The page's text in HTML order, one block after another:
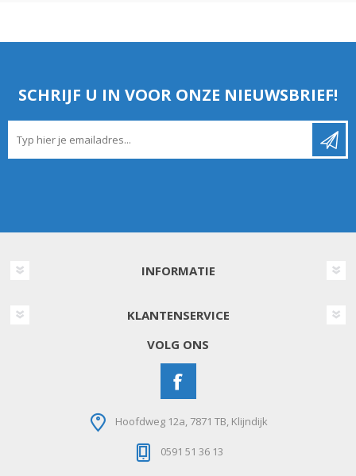
SCHRIJF U IN VOOR ONZE NIEUWSBRIEF!
INFORMATIE
KLANTENSERVICE
VOLG ONS
Hoofdweg 12a, 7871 TB, Klijndijk
0591 51 36 13